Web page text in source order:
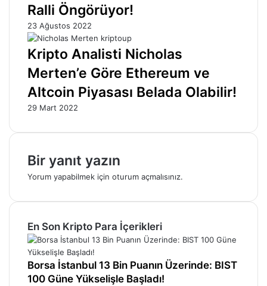
Ralli Öngörüyor!
23 Ağustos 2022
Kripto Analisti Nicholas
Merten’e Göre Ethereum ve
Altcoin Piyasası Belada Olabilir!
29 Mart 2022
Bir yanıt yazın
Yorum yapabilmek için oturum açmalısınız.
En Son Kripto Para İçerikleri
Borsa İstanbul 13 Bin Puanın Üzerinde: BIST
100 Güne Yükselişle Başladı!